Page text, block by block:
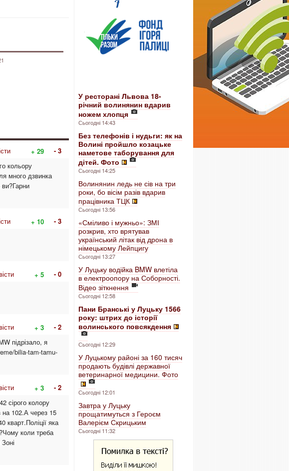
+ 29
- 3
кольору
много дзвинка
+ 10
- 3
+ 5
- 0
+ 3
- 2
підрізало, я
bilia-tam-tamu-
+ 3
- 2
сірого колору
на 102.А через 15
кварт.Поліції яка
коли треба
У ресторані Львова 18-
річний волинянин вдарив
ножем хлопця
Сьогодні 14:43
Без телефонів і нудьги: як на
Волині пройшло козацьке
наметове таборування для
дітей. Фото
Сьогодні 14:25
Волинянин ледь не сів на три
роки, бо вісім разів вдарив
працівника ТЦК
Сьогодні 13:56
«Сміливо і мужньо»: ЗМІ
розкрив, хто врятував
український літак від дрона в
німецькому Лейпцигу
Сьогодні 13:27
У Луцьку водійка BMW влетіла
в електроопору на Соборності.
Відео зіткнення
Сьогодні 12:58
Пани Бранські у Луцьку 1566
року: штрих до історії
волинського повсякдення
Сьогодні 12:29
У Луцькому районі за 160 тисяч
продають будівлі державної
ветеринарної медицини. Фото
Сьогодні 12:01
Завтра у Луцьку
прощатимуться з Героєм
Валерієм Скрицьким
Сьогодні 11:32